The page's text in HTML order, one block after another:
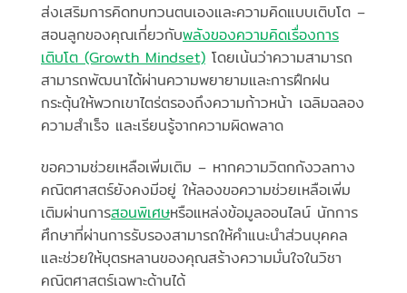
ส่งเสริมการคิดทบทวนตนเองและความคิดแบบเติบโต –
สอนลูกของคุณเกี่ยวกับพลังของความคิดเรื่องการ
เติบโต (Growth Mindset) โดยเน้นว่าความสามารถ
สามารถพัฒนาได้ผ่านความพยายามและการฝึกฝน
กระตุ้นให้พวกเขาไตร่ตรองถึงความก้าวหน้า เฉลิมฉลอง
ความสำเร็จ และเรียนรู้จากความผิดพลาด
ขอความช่วยเหลือเพิ่มเติม – หากความวิตกกังวลทาง
คณิตศาสตร์ยังคงมีอยู่ ให้ลองขอความช่วยเหลือเพิ่ม
เติมผ่านการสอนพิเศษหรือแหล่งข้อมูลออนไลน์ นักการ
ศึกษาที่ผ่านการรับรองสามารถให้คำแนะนำส่วนบุคคล
และช่วยให้บุตรหลานของคุณสร้างความมั่นใจในวิชา
คณิตศาสตร์เฉพาะด้านได้